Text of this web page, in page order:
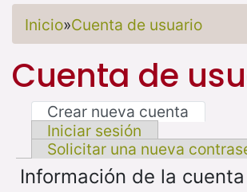
Inicio»Cuenta de usuario
Cuenta de
Crear nueva cuenta
Iniciar sesión
Solicitar una nueva
Información de la cuenta